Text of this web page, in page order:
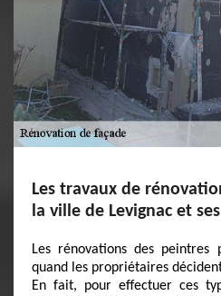
Les travaux de
la ville de Levignac et
Les rénovations des
quand les propriétaires
En fait, pour effectuer ces